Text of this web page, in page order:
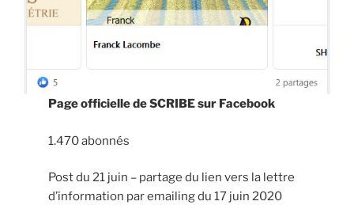
Page officielle de SCRIBE sur Facebook
1.470 abonnés
Post du 21 juin – partage du lien vers la lettre
d’information par emailing du 17 juin 2020